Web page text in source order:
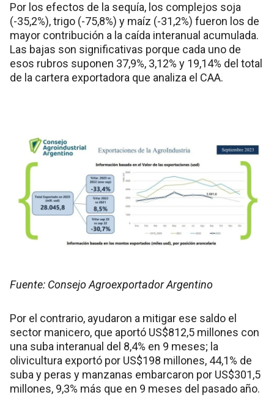
Por los efectos de la sequía, los complejos soja
(-35,2%), trigo (-75,8%) y maíz (-31,2%) fueron los de
mayor contribución a la caída interanual acumulada.
Las bajas son significativas porque cada uno de
esos rubros suponen 37,9%, 3,12% y 19,14% del total
de la cartera exportadora que analiza el CAA.
Fuente: Consejo Agroexportador Argentino
Por el contrario, ayudaron a mitigar ese saldo el
sector manicero, que aportó US$812,5 millones con
una suba interanual del 8,4% en 9 meses; la
olivicultura exportó por US$198 millones, 44,1% de
suba y peras y manzanas embarcaron por US$301,5
millones, 9,3% más que en 9 meses del pasado año.